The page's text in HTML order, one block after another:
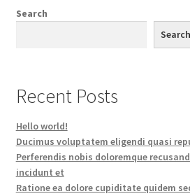
Search
Search
Recent Posts
Hello world!
Ducimus voluptatem eligendi quasi
Perferendis nobis doloremque
incidunt et
Ratione ea dolore cupiditate quidem